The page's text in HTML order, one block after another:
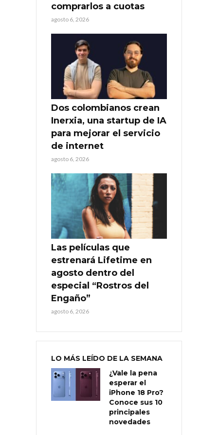
comprarlos a cuotas
agosto 6, 2026
Dos colombianos crean
Inerxia, una startup de IA
para mejorar el servicio
de internet
agosto 6, 2026
Las películas que
estrenará Lifetime en
agosto dentro del
especial “Rostros del
Engaño”
agosto 6, 2026
LO MÁS LEÍDO DE LA SEMANA
¿Vale la pena
esperar el
iPhone 18 Pro?
Conoce sus 10
principales
novedades